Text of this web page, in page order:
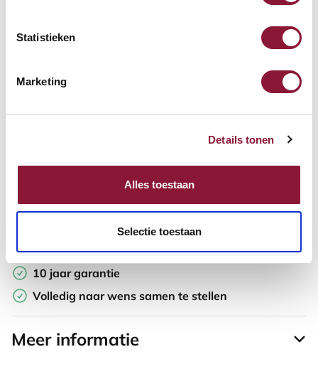
Statistieken
Marketing
Details tonen
Alles toestaan
Selectie toestaan
Opzoek naar een offerte op maat? Maak je werkplek compleet
Toevoegen aan vergelijker
Laagste Prijsgarantie
Gratis verzending
10 jaar garantie
Volledig naar wens samen te stellen
Meer informatie